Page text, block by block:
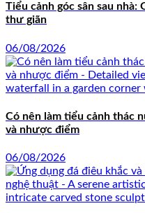
Tiểu cảnh góc sân sau nhà:
thư giãn
06/08/2026
Có nên làm tiểu cảnh thác
và nhược điểm
06/08/2026